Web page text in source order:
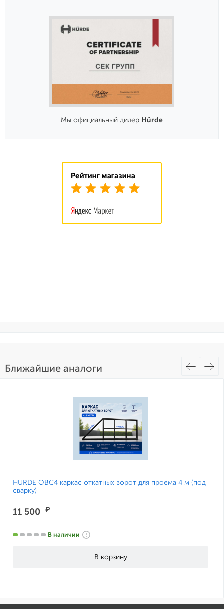
Мы официальный дилер Hürde
Ближайшие аналоги
HURDE ОВС4 каркас откатных ворот для проема 4 м (под
сварку)
11 500 ₽
В наличии